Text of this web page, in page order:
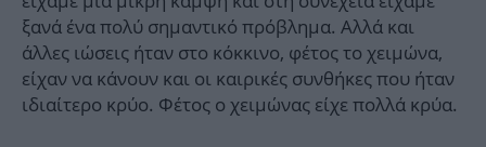
ξανά ένα πολύ σημαντικό πρόβλημα. Αλλά και
άλλες ιώσεις ήταν στο κόκκινο, φέτος το χειμώνα,
είχαν να κάνουν και οι καιρικές συνθήκες που ήταν
ιδιαίτερο κρύο. Φέτος ο χειμώνας είχε πολλά κρύα.